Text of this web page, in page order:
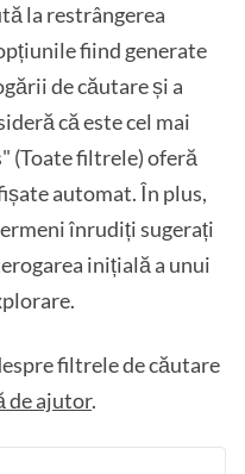
la restrângerea
fiind generate
de căutare și a
că este cel mai
(Toate filtrele) oferă
automat. În plus,
înrudiți sugerați
inițială a unui
filtrele de căutare
de ajutor.